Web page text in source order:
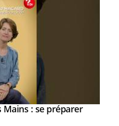
Mains : se préparer